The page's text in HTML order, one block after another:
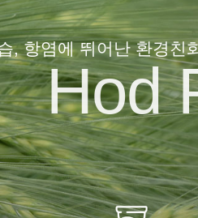
, 항염에 뛰어난 환경친
Hod